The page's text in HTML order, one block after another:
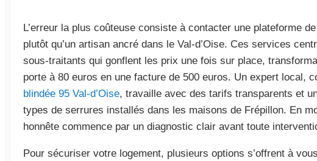
L’erreur la plus coûteuse consiste à contacter une plateforme
plutôt qu’un artisan ancré dans le Val-d’Oise. Ces services
sous-traitants qui gonflent les prix une fois sur place,
porte à 80 euros en une facture de 500 euros. Un expert local,
blindée 95 Val-d’Oise, travaille avec des tarifs transparents et
types de serrures installés dans les maisons de Frépillon. En
honnête commence par un diagnostic clair avant toute
Pour sécuriser votre logement, plusieurs options s’offrent à